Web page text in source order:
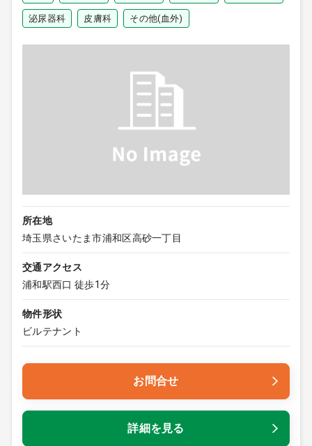
泌尿器科 皮膚科 その他(血外)
所在地
埼玉県さいたま市浦和区高砂一丁目
交通アクセス
浦和駅西口 徒歩1分
物件形状
ビルテナント
お問合せ
詳細を見る